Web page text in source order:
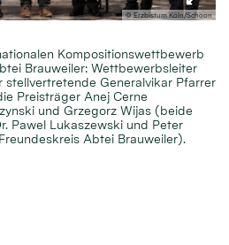
© Erzbistum Köln/Schoon
Kompositionswettbewerb
Brauweiler: Wettbewerbsleiter
stellvertretende Generalvikar Pfarrer
Preisträger Anej Cerne
und Grzegorz Wijas (beide
Pawel Lukaszewski und Peter
Abtei Brauweiler).